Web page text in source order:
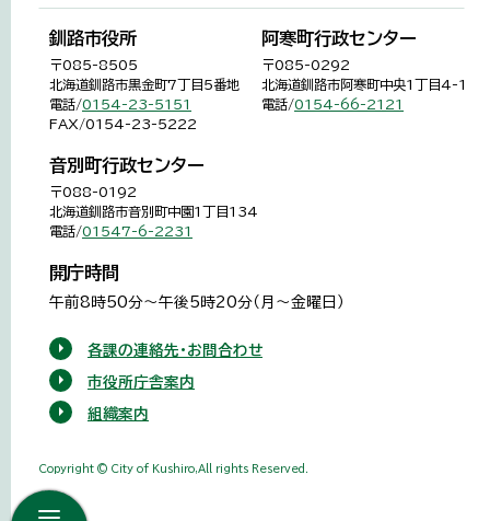
釧路市役所
〒085-8505
北海道釧路市黒金町7丁目5番地
電話/0154-23-5151
FAX/0154-23-5222
阿寒町行政センター
〒085-0292
北海道釧路市阿寒町中央1丁目4-1
電話/0154-66-2121
音別町行政センター
〒088-0192
北海道釧路市音別町中園1丁目134
電話/01547-6-2231
開庁時間
午前8時50分～午後5時20分（月～金曜日）
各課の連絡先・お問合わせ
市役所庁舎案内
組織案内
Copyright © City of Kushiro,All rights Reserved.